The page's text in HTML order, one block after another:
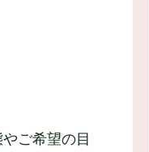
ご希望の目